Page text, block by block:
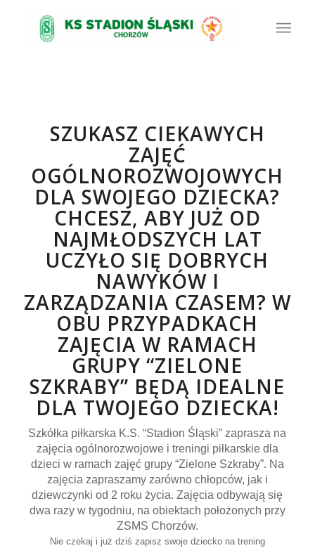
SZUKASZ CIEKAWYCH
ZAJĘĆ
OGÓLNOROZWOJOWYCH
DLA SWOJEGO DZIECKA?
CHCESZ, ABY JUŻ OD
NAJMŁODSZYCH LAT
UCZYŁO SIĘ DOBRYCH
NAWYKÓW I
ZARZĄDZANIA CZASEM? W
OBU PRZYPADKACH
ZAJĘCIA W RAMACH
GRUPY “ZIELONE
SZKRABY” BĘDĄ IDEALNE
DLA TWOJEGO DZIECKA!
Szkółka piłkarska K.S. “Stadion Śląski” zaprasza na
zajęcia ogólnorozwojowe i treningi piłkarskie dla
dzieci w ramach zajęć grupy “Zielone Szkraby”. Na
zajęcia zapraszamy zarówno chłopców, jak i
dziewczynki od 2 roku życia. Zajęcia odbywają się
dwa razy w tygodniu, na obiektach położonych przy
ZSMS Chorzów.
Nie czekaj i już dziś zapisz swoje dziecko na trening